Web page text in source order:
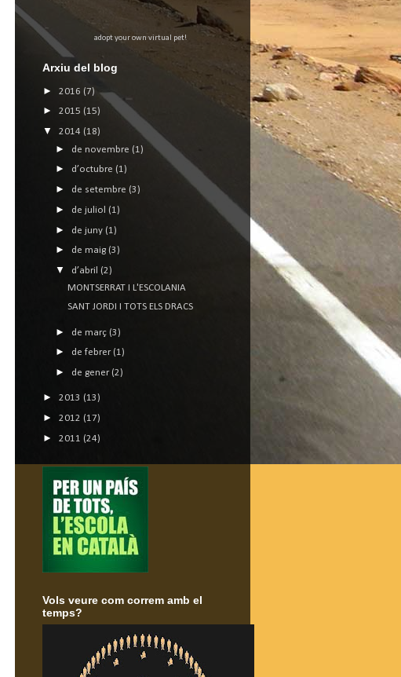
adopt your own virtual pet!
Arxiu del blog
► 2016 (7)
► 2015 (15)
▼ 2014 (18)
► de novembre (1)
► d’octubre (1)
► de setembre (3)
► de juliol (1)
► de juny (1)
► de maig (3)
▼ d’abril (2)
MONTSERRAT I L'ESCOLANIA
SANT JORDI I TOTS ELS DRACS
► de març (3)
► de febrer(1)
► de gener(2)
► 2013 (13)
► 2012 (17)
► 2011 (24)
Vols veure com correm amb el
temps?